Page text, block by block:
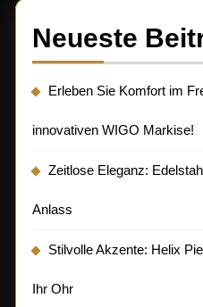
Neueste
Erleben Sie Komfort im
innovativen WIGO Markise!
Zeitlose Eleganz:
Anlass
Stilvolle Akzente: Helix
Ihr Ohr